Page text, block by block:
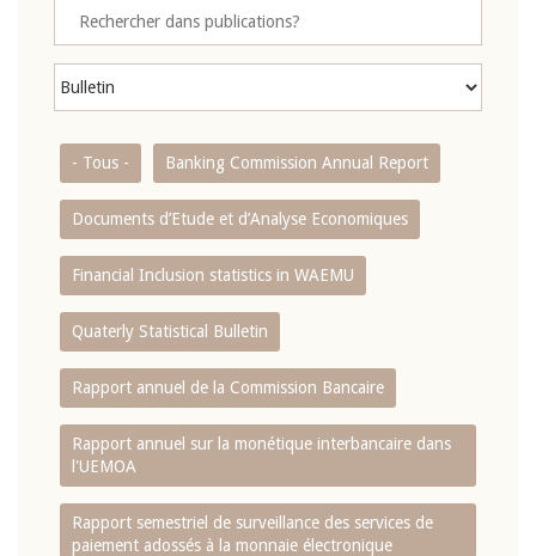
- Tous - Banking Commission Annual Report
Documents d’Etude et d’Analyse Economiques
Financial Inclusion statistics in WAEMU
Quaterly Statistical Bulletin
Rapport annuel de la Commission Bancaire
Rapport annuel sur la monétique interbancaire dans
l'UEMOA
Rapport semestriel de surveillance des services de
paiement adossés à la monnaie électronique